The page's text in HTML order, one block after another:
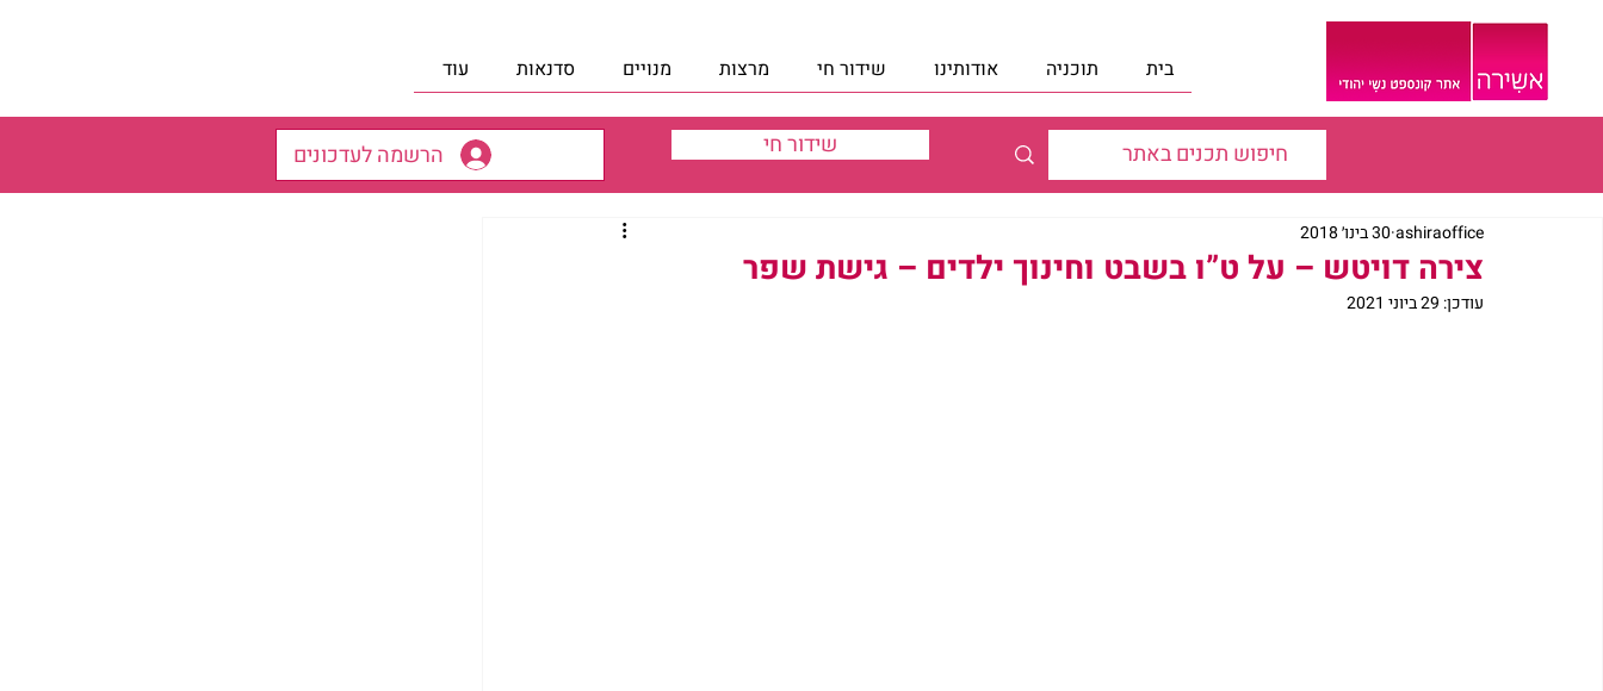
בית תוכניה אודותינו שידור חי מרצות מנויים סדנאות עוד
הרשמה לעדכונים שידור חי
צירה דויטש – על ט”ו בשבט וחינוך ילדים – גישת שפר
ashiraoffice 30 בינו׳ 2018
עודכן: 29 ביוני 2021